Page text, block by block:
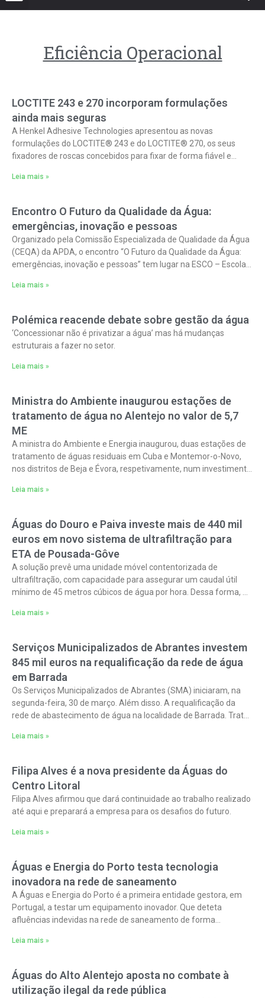
Eficiência Operacional
LOCTITE 243 e 270 incorporam formulações
ainda mais seguras
A Henkel Adhesive Technologies apresentou as novas
formulações do LOCTITE® 243 e do LOCTITE® 270, os seus
fixadores de roscas concebidos para fixar de forma fiável e
Leia mais »
Encontro O Futuro da Qualidade da Água:
emergências, inovação e pessoas
Organizado pela Comissão Especializada de Qualidade da Água
(CEQA) da APDA, o encontro “O Futuro da Qualidade da Água:
emergências, inovação e pessoas” tem lugar na ESCO – Escola
Leia mais »
Polémica reacende debate sobre gestão da água
‘Concessionar não é privatizar a água’ mas há mudanças
estruturais a fazer no setor.
Leia mais »
Ministra do Ambiente inaugurou estações de
tratamento de água no Alentejo no valor de 5,7
ME
A ministra do Ambiente e Energia inaugurou, duas estações de
tratamento de águas residuais em Cuba e Montemor-o-Novo,
nos distritos de Beja e Évora, respetivamente, num investimento
Leia mais »
Águas do Douro e Paiva investe mais de 440 mil
euros em novo sistema de ultrafiltração para
ETA de Pousada-Gôve
A solução prevê uma unidade móvel contentorizada de
ultrafiltração, com capacidade para assegurar um caudal útil
mínimo de 45 metros cúbicos de água por hora. Dessa forma, o
Leia mais »
Serviços Municipalizados de Abrantes investem
845 mil euros na requalificação da rede de água
em Barrada
Os Serviços Municipalizados de Abrantes (SMA) iniciaram, na
segunda-feira, 30 de março. Além disso. A requalificação da
rede de abastecimento de água na localidade de Barrada. Trata-
Leia mais »
Filipa Alves é a nova presidente da Águas do
Centro Litoral
Filipa Alves afirmou que dará continuidade ao trabalho realizado
até aqui e preparará a empresa para os desafios do futuro.
Leia mais »
Águas e Energia do Porto testa tecnologia
inovadora na rede de saneamento
A Águas e Energia do Porto é a primeira entidade gestora, em
Portugal, a testar um equipamento inovador. Que deteta
afluências indevidas na rede de saneamento de forma
Leia mais »
Águas do Alto Alentejo aposta no combate à
utilização ilegal da rede pública